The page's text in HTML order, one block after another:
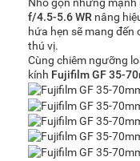
f/4.5-5.6 WR nâng
hứa hẹn sẽ mang
thú vị.
Cùng chiêm ngưỡng
kính Fujifilm GF 35-